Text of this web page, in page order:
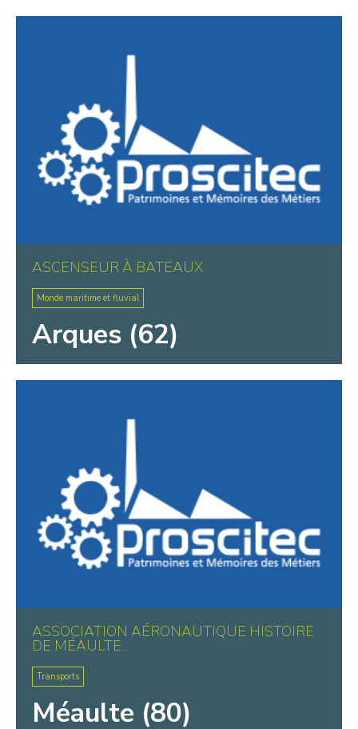
ASCENSEUR À BATEAUX
Monde maritime et fluvial
Arques (62)
ASSOCIATION AÉRONAUTIQUE HISTOIRE
DE MÉAULTE...
Transports
Méaulte (80)